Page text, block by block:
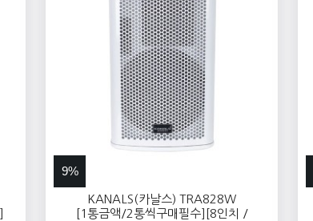
9%
KANALS(카날스) TRA828W
[1통금액/2통씩구매필수][8인치 /